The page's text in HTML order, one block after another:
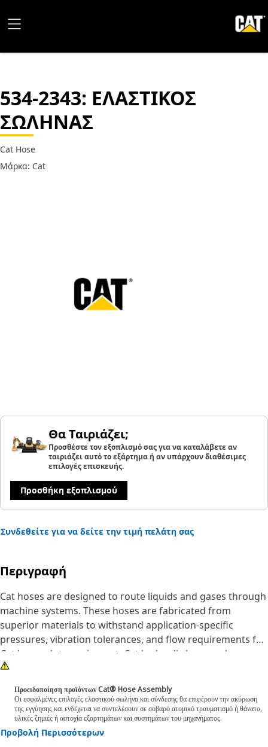
534-2343: ΕΛΑΣΤΙΚΟΣ
ΣΩΛΗΝΑΣ
Cat Hose
Μάρκα: Cat
Θα Ταιριάζει;
Προσθέστε τον εξοπλισμό σας για να καταλάβετε αν
ταιριάζει αυτό το εξάρτημα ή αν υπάρχουν διαθέσιμες
επιλογές επισκευής.
Προσθήκη εξοπλισμού
Συνδεθείτε για να δείτε την τιμή πελάτη σας
Περιγραφή
Cat hoses are designed to route liquids and gases through
machine systems. These hoses are fabricated from
superior materials to withstand application-specific
pressures, vibration tolerances, and flow requirements for
Cat heavy-duty equipment. Cat hydraulic hose and
couplings are subjected to the most rigorous testing
processes in the industry.
Every Cat hose and coupling combination is tested as a
system to ensure a perfect fit that yields maximum safety
and dependability.
Προειδοποίηση προϊόντων Cat® Hose Assembly
Οι εσφαλμένες επιλογές ελαστικού σωλήνα και σύνδεσης θα επιφέρουν την ακύρωση
της εγγύησης και ενδέχεται να συντελέσουν σε σοβαρό ατομικό τραυματισμό ή θάνατο,
υλικές ζημιές ή αστοχία εξαρτημάτων και συστημάτων του μηχανήματος.
Προβολή Περισσότερων